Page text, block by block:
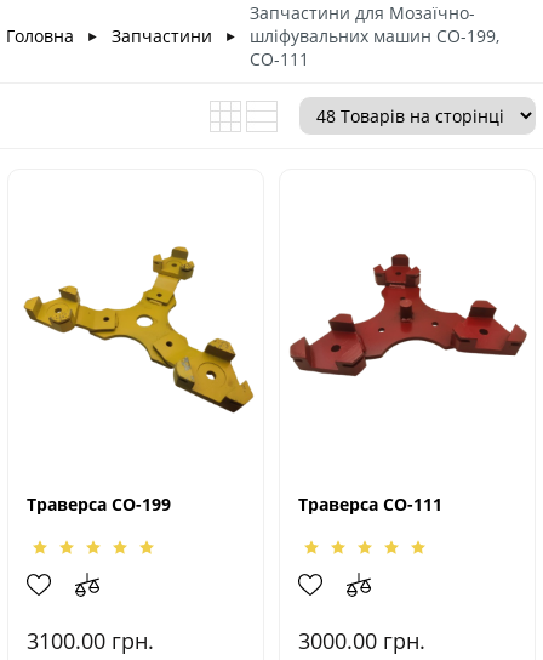
Головна ► Запчастини ►
Запчастини для Мозаїчно-
шліфувальних машин СО-199,
СО-111
Траверса СО-199
3100.00 грн.
Траверса СО-111
3000.00 грн.